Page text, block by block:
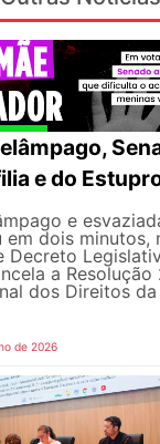
e do
e
em dois minutos,
Decreto
a
dos Direitos
de 2026